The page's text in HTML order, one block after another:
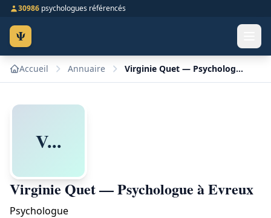
30986 psychologues référencés
Ψ
Accueil Annuaire Virginie Quet — Psychologue à Evreux
V...
Virginie Quet — Psychologue à Evreux
Psychologue